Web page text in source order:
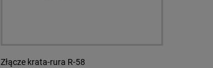
Złącze krata-rura R-58